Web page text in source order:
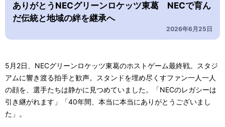
ありがとうNECグリーンロケッツ東葛 NECで育ん
だ伝統と地域の絆を継承へ
2026年6月25日
5月2日、NECグリーンロケッツ東葛のホストゲーム最終戦。スタジ
アムに響き渡る拍手と歓声。スタンドを埋め尽くすファン一人一人
の顔を、選手たちは静かに見つめていました。「NECのレガシーは
引き継がれます」「40年間、本当に本当にありがとうございまし
た」。